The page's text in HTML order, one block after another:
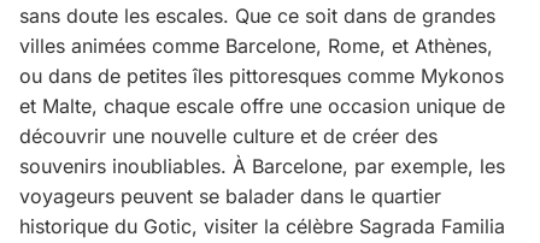
sans doute les escales. Que ce soit dans de grandes
villes animées comme Barcelone, Rome, et Athènes,
ou dans de petites îles pittoresques comme Mykonos
et Malte, chaque escale offre une occasion unique de
découvrir une nouvelle culture et de créer des
souvenirs inoubliables. À Barcelone, par exemple, les
voyageurs peuvent se balader dans le quartier
historique du Gotic, visiter la célèbre Sagrada Familia